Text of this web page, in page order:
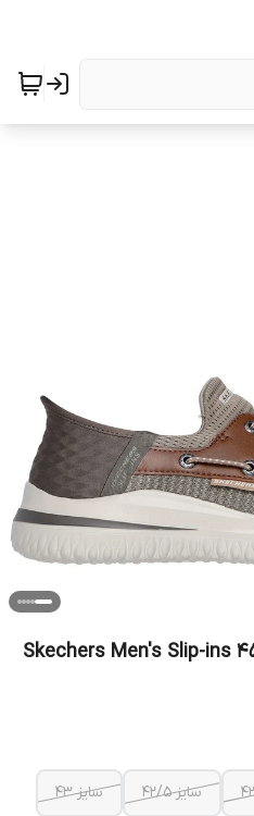
کتونی اسکیچرز سایز ۴۰ تا ۴۵ Skechers Men's Slip-ins
سایز ۴۲/۵ سایز ۴۳